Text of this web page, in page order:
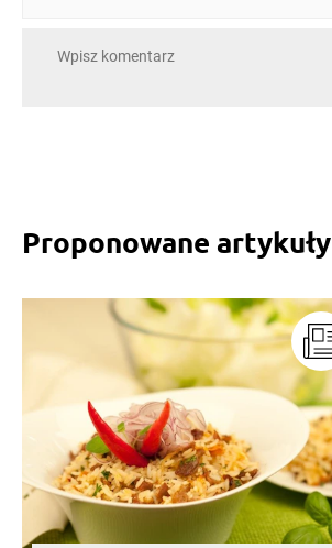
Proponowane artykuły